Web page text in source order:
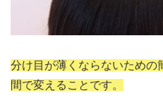
分け目が薄くならないための
間で変えることです。